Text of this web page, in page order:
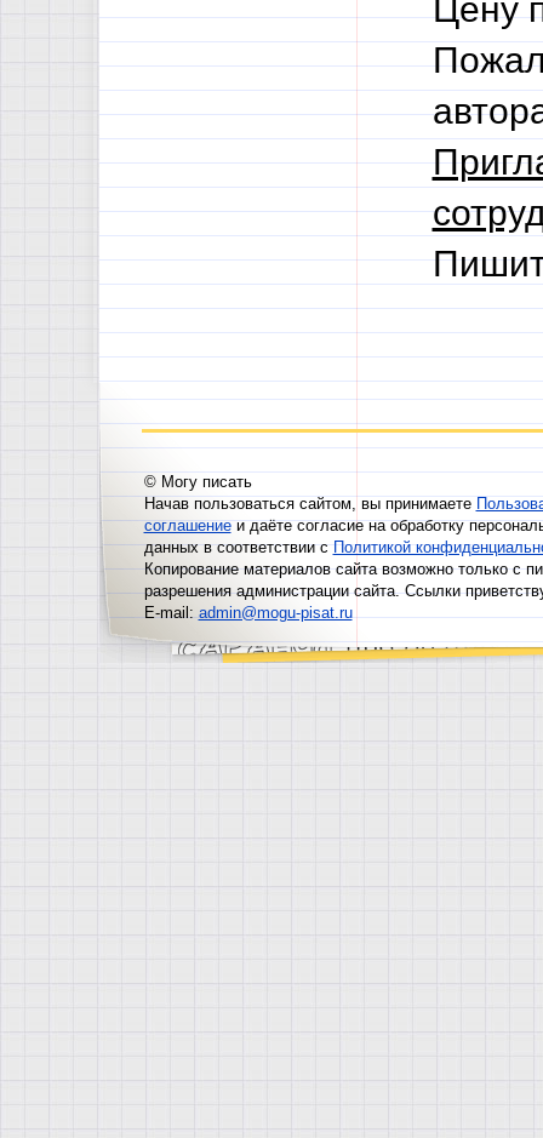
Цену
© Могу писать
Начав пользоваться сайтом, вы принимаете
соглашениеи даёте согласие на обработку
данных в соответствии сПолитикой
Копирование материалов сайта возможно только с
разрешения администрации сайта. Ссылки
E-mail:admin@mogu-pisat.ru